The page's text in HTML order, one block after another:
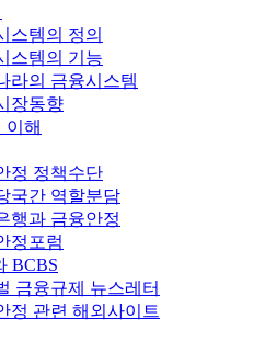
스템의 정의
스템의 기능
라의 금융시스템
장동향
이해
정 정책수단
국간 역할분담
행과 금융안정
정포럼
BCBS
금융규제 뉴스레터
정 관련 해외사이트